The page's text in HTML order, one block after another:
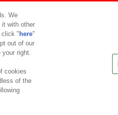
ト対応方針
We
it with other
click " here"
out of our
your right.
cookies
of the